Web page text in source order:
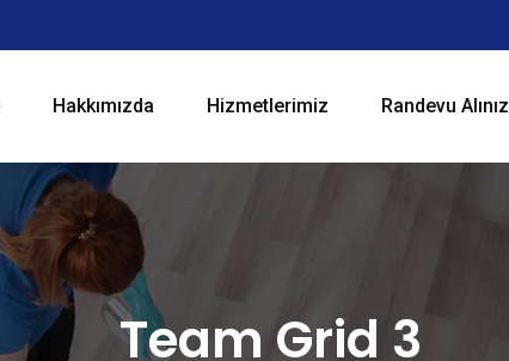
Hakkımızda Hizmetlerimiz Randevu Alınız
Team Grid 3